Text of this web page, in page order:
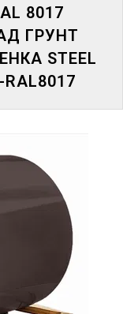
8017
ГРУНТ
STEEL
RAL8017